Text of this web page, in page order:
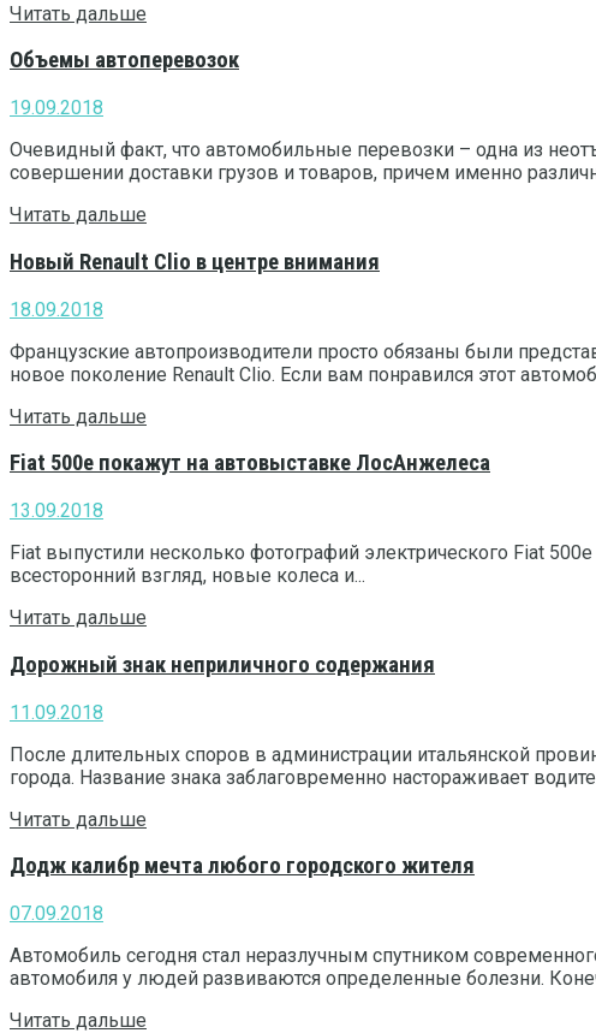
Читать дальше
Объемы автоперевозок
19.09.2018
Очевидный факт, что автомобильные перевозки – одна из
совершении доставки грузов и товаров, причем именно
Читать дальше
Новый Renault Clio в центре внимания
18.09.2018
Французские автопроизводители просто обязаны были
новое поколение Renault Clio. Если вам понравился этот
Читать дальше
Fiat 500e покажут на автовыставке ЛосАнжелеса
13.09.2018
Fiat выпустили несколько фотографий электрического Fiat
всесторонний взгляд, новые колеса и...
Читать дальше
Дорожный знак неприличного содержания
11.09.2018
После длительных споров в администрации итальянской
города. Название знака заблаговременно настораживает
Читать дальше
Додж калибр мечта любого городского жителя
07.09.2018
Автомобиль сегодня стал неразлучным спутником
автомобиля у людей развиваются определенные болезни.
Читать дальше